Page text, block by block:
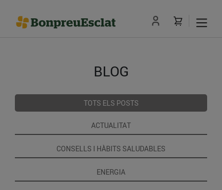
BLOG
TOTS ELS POSTS
ACTUALITAT
CONSELLS I HÀBITS SALUDABLES
ENERGIA